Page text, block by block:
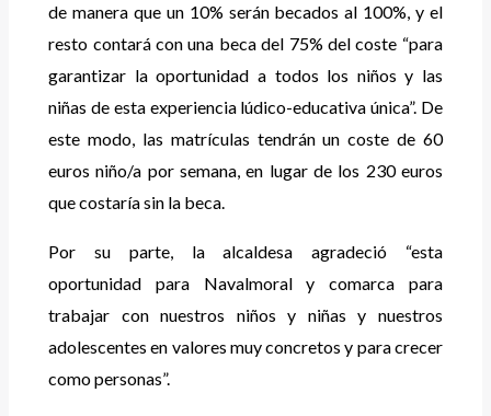
de manera que un 10% serán becados al 100%, y el
resto contará con una beca del 75% del coste “para
garantizar la oportunidad a todos los niños y las
niñas de esta experiencia lúdico-educativa única”. De
este modo, las matrículas tendrán un coste de 60
euros niño/a por semana, en lugar de los 230 euros
que costaría sin la beca.
Por su parte, la alcaldesa agradeció “esta
oportunidad para Navalmoral y comarca para
trabajar con nuestros niños y niñas y nuestros
adolescentes en valores muy concretos y para crecer
como personas”.